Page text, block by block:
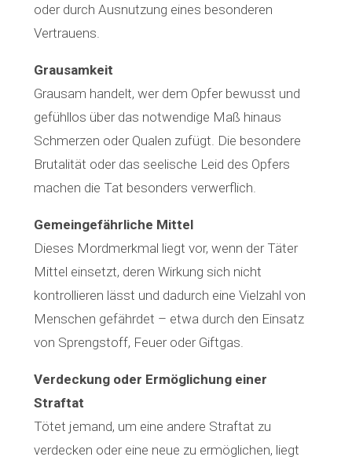
oder durch Ausnutzung eines besonderen
Vertrauens.
Grausamkeit
Grausam handelt, wer dem Opfer bewusst und
gefühllos über das notwendige Maß hinaus
Schmerzen oder Qualen zufügt. Die besondere
Brutalität oder das seelische Leid des Opfers
machen die Tat besonders verwerflich.
Gemeingefährliche Mittel
Dieses Mordmerkmal liegt vor, wenn der Täter
Mittel einsetzt, deren Wirkung sich nicht
kontrollieren lässt und dadurch eine Vielzahl von
Menschen gefährdet – etwa durch den Einsatz
von Sprengstoff, Feuer oder Giftgas.
Verdeckung oder Ermöglichung einer
Straftat
Tötet jemand, um eine andere Straftat zu
verdecken oder eine neue zu ermöglichen, liegt